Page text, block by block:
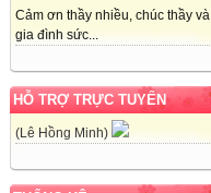
Cảm ơn thầy nhiều, chúc thầy và
gia đình sức...
HỖ TRỢ TRỰC TUYẾN
(Lê Hồng Minh)